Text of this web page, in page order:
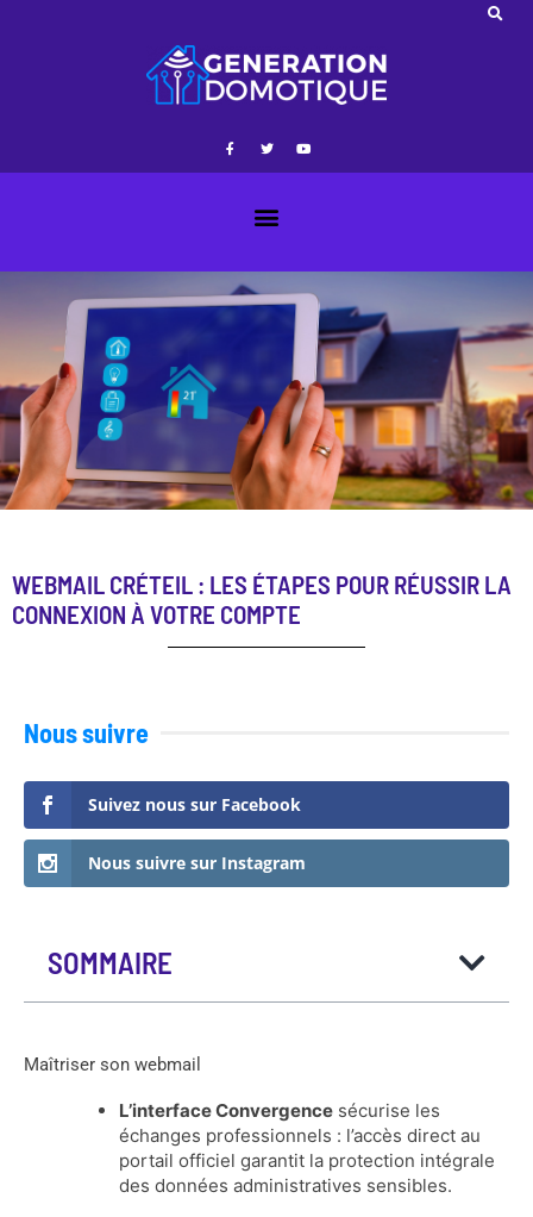
WEBMAIL CRÉTEIL : LES ÉTAPES POUR RÉUSSIR LA
CONNEXION À VOTRE COMPTE
Nous suivre
Suivez nous sur Facebook
Nous suivre sur Instagram
SOMMAIRE
Maîtriser son webmail
L’interface Convergence sécurise les
échanges professionnels : l’accès direct au
portail officiel garantit la protection intégrale
des données administratives sensibles.